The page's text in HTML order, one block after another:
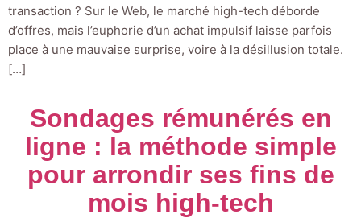
transaction ? Sur le Web, le marché high-tech déborde
d’offres, mais l’euphorie d’un achat impulsif laisse parfois
place à une mauvaise surprise, voire à la désillusion totale.
[…]
Sondages rémunérés en
ligne : la méthode simple
pour arrondir ses fins de
mois high-tech